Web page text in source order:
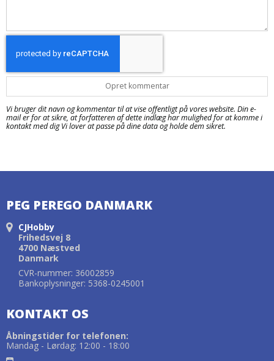
Opret kommentar
Vi bruger dit navn og kommentar til at vise offentligt på vores website. Din e-
mail er for at sikre, at forfatteren af dette indlæg har mulighed for at komme i
kontakt med dig Vi lover at passe på dine data og holde dem sikret.
PEG PEREGO DANMARK
CJHobby
Frihedsvej 8
4700 Næstved
Danmark
CVR-nummer: 36002859
Bankoplysninger: 5368-0245001
KONTAKT OS
Åbningstider for telefonen:
Mandag - Lørdag: 12:00 - 18:00